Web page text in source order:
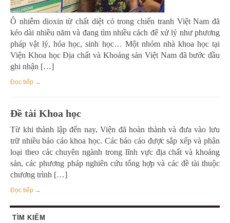
Ô nhiễm dioxin từ chất diệt cỏ trong chiến tranh Việt Nam đã
kéo dài nhiều năm và đang tìm nhiều cách để xử lý như phương
pháp vật lý, hóa học, sinh học… Một nhóm nhà khoa học tại
Viện Khoa học Địa chất và Khoáng sản Việt Nam đã bước đầu
ghi nhận […]
Đọc tiếp →
Đề tài Khoa học
Từ khi thành lập đến nay, Viện đã hoàn thành và đưa vào lưu
trữ nhiều báo cáo khoa học. Các báo cáo được sắp xếp và phân
loại theo các chuyên ngành trong lĩnh vực địa chất và khoáng
sản, các phương pháp nghiên cứu tổng hợp và các đề tài thuộc
chương trình […]
Đọc tiếp →
TÌM KIẾM